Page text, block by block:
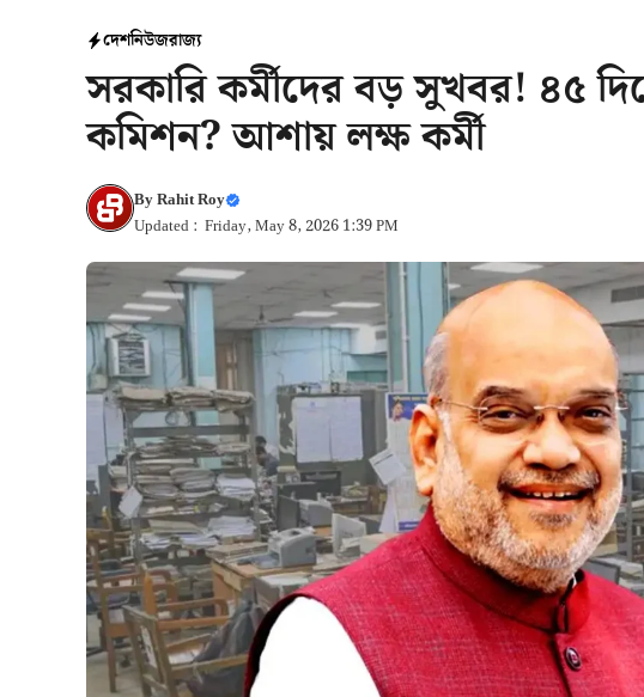
দেশনিউজরাজ্য
সরকারি কর্মীদের বড় সুখবর! ৪৫
কমিশন? আশায় লক্ষ কর্মী
ByRahit Roy
Updated : Friday, May 8, 2026 1:39 PM